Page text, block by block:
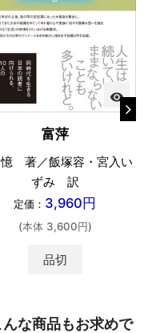
visibility
富萍
著／飯塚容・宮入い
ずみ 訳
定価： 3,960円
(本体 3,600円)
品切
な商品もお求めで